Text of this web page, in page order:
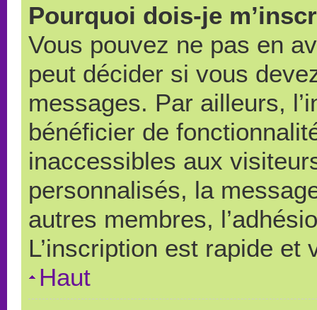
Pourquoi dois-je
Vous pouvez ne pas en
peut décider si vous
messages. Par ailleurs,
bénéficier de
inaccessibles aux
personnalisés, la
autres membres,
L’inscription est rapide et
Haut